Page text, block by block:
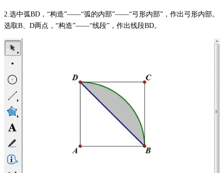
2.选中弧BD，“构造”——“弧的内部”——“弓形内部”，作出弓形内部。
选取B、D两点，“构造”——“线段”，作出线段BD。